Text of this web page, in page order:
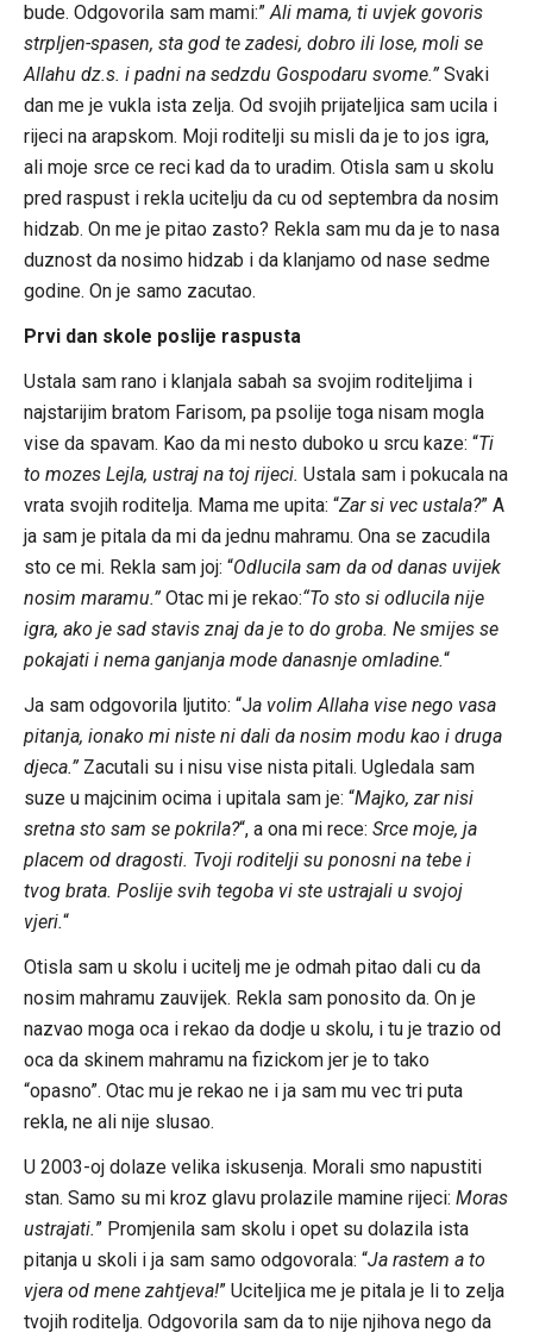
bude. Odgovorila sam mami:”Ali mama, ti uvjek govoris
strpljen-spasen, sta god te zadesi, dobro ili lose, moli se
Allahu dz.s. i padni na sedzdu Gospodaru svome.”Svaki
dan me je vukla ista zelja. Od svojih prijateljica sam ucila i
rijeci na arapskom. Moji roditelji su misli da je to jos igra,
ali moje srce ce reci kad da to uradim. Otisla sam u skolu
pred raspust i rekla ucitelju da cu od septembra da nosim
hidzab. On me je pitao zasto? Rekla sam mu da je to nasa
duznost da nosimo hidzab i da klanjamo od nase sedme
godine. On je samo zacutao.
Prvi dan skole poslije raspusta
Ustala sam rano i klanjala sabah sa svojim roditeljima i
najstarijim bratom Farisom, pa psolije toga nisam mogla
vise da spavam. Kao da mi nesto duboko u srcu kaze: “Ti
to mozes Lejla, ustraj na toj rijeci. Ustala sam i pokucala na
vrata svojih roditelja. Mama me upita: “Zar si vec ustala?” A
ja sam je pitala da mi da jednu mahramu. Ona se zacudila
sto ce mi. Rekla sam joj: “Odlucila sam da od danas uvijek
nosim maramu.”Otac mi je rekao:“To sto si odlucila nije
igra, ako je sad stavis znaj da je to do groba. Ne smijes se
pokajati i nema ganjanja mode danasnje omladine.“
Ja sam odgovorila ljutito: “Ja volim Allaha vise nego vasa
pitanja, ionako mi niste ni dali da nosim modu kao i druga
djeca.”Zacutali su i nisu vise nista pitali. Ugledala sam
suze u majcinim ocima i upitala sam je: “Majko, zar nisi
sretna sto sam se pokrila?“, a ona mi rece: Srce moje, ja
placem od dragosti. Tvoji roditelji su ponosni na tebe i
tvog brata. Poslije svih tegoba vi ste ustrajali u svojoj
vjeri.“
Otisla sam u skolu i ucitelj me je odmah pitao dali cu da
nosim mahramu zauvijek. Rekla sam ponosito da. On je
nazvao moga oca i rekao da dodje u skolu, i tu je trazio od
oca da skinem mahramu na fizickom jer je to tako
“opasno”. Otac mu je rekao ne i ja sam mu vec tri puta
rekla, ne ali nije slusao.
U 2003-oj dolaze velika iskusenja. Morali smo napustiti
stan. Samo su mi kroz glavu prolazile mamine rijeci: Moras
ustrajati.” Promjenila sam skolu i opet su dolazila ista
pitanja u skoli i ja sam samo odgovorala: “Ja rastem a to
vjera od mene zahtjeva!” Uciteljica me je pitala je li to zelja
tvojih roditelja. Odgovorila sam da to nije njihova nego da